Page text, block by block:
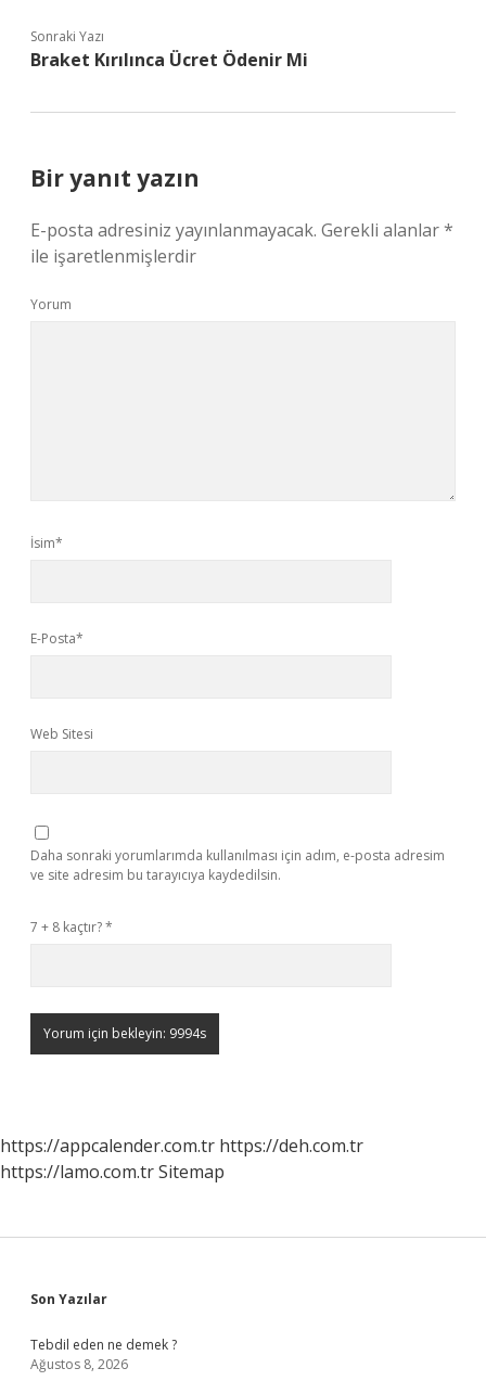
Sonraki Yazı
Braket Kırılınca Ücret Ödenir Mi
Bir yanıt yazın
E-posta adresiniz yayınlanmayacak. Gerekli alanlar*
ile işaretlenmişlerdir
Yorum
İsim*
E-Posta*
Web Sitesi
Daha sonraki yorumlarımda kullanılması için adım, e-posta adresim
ve site adresim bu tarayıcıya kaydedilsin.
7 + 8 kaçtır?*
https://appcalender.com.tr https://deh.com.tr
https://lamo.com.trSitemap
Sidebar
Son Yazılar
Tebdil eden ne demek ?
Ağustos 8, 2026